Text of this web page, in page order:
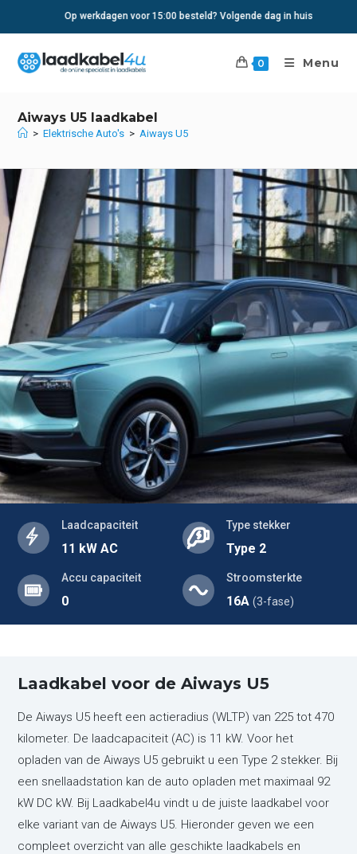
Op werkdagen voor 15:00 besteld? Volgende dag in huis
0 Menu
Aiways U5 laadkabel
> Elektrische Auto's > Aiways U5
Laadcapaciteit
11 kW AC
Type stekker
Type 2
Accu capaciteit
0
Stroomsterkte
16A (3-fase)
Laadkabel voor de Aiways U5
De Aiways U5 heeft een actieradius (WLTP) van 225 tot 470
kilometer. De laadcapaciteit (AC) is 11 kW. Voor het
opladen van de Aiways U5 gebruikt u een Type 2 stekker. Bij
een snellaadstation kan de auto opladen met maximaal 92
kW DC kW. Bij Laadkabel4u vindt u de juiste laadkabel voor
elke variant van de Aiways U5. Hieronder geven we een
compleet overzicht van alle geschikte laadkabels en